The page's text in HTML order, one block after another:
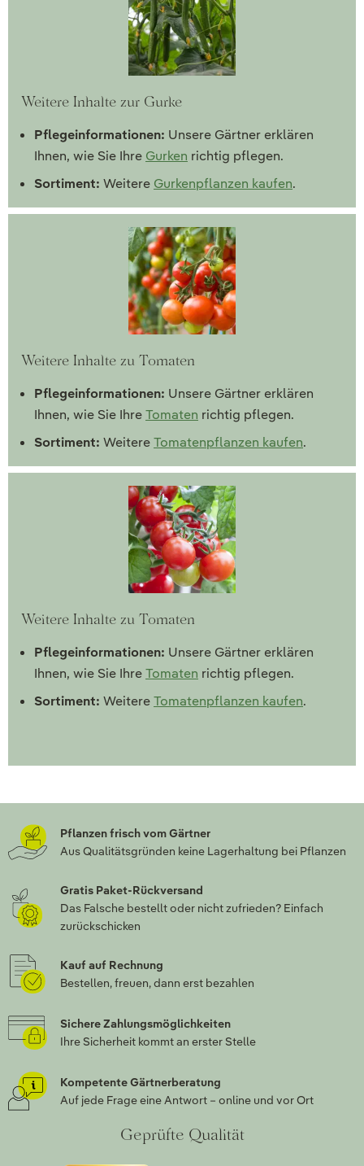
Weitere Inhalte zur Gurke
Pflegeinformationen: Unsere Gärtner erklären
Ihnen, wie Sie Ihre Gurken richtig pflegen.
Sortiment: Weitere Gurkenpflanzen kaufen.
Weitere Inhalte zu Tomaten
Pflegeinformationen: Unsere Gärtner erklären
Ihnen, wie Sie IhreTomaten richtig pflegen.
Sortiment: WeitereTomatenpflanzen kaufen.
Weitere Inhalte zu Tomaten
Pflegeinformationen: Unsere Gärtner erklären
Ihnen, wie Sie IhreTomaten richtig pflegen.
Sortiment: WeitereTomatenpflanzen kaufen.
Pflanzen frisch vom Gärtner
Aus Qualitätsgründen keine Lagerhaltung bei Pflanzen
Gratis Paket-Rückversand
Das Falsche bestellt oder nicht zufrieden? Einfach
zurückschicken
Kauf auf Rechnung
Bestellen, freuen, dann erst bezahlen
Sichere Zahlungsmöglichkeiten
Ihre Sicherheit kommt an erster Stelle
Kompetente Gärtnerberatung
Auf jede Frage eine Antwort – online und vor Ort
Geprüfte Qualität